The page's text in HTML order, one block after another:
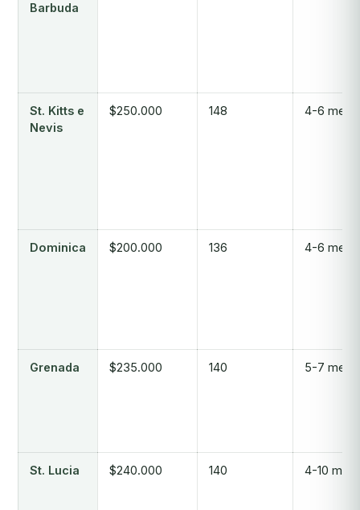
Barbuda
St. Kitts e
Nevis
$250.000 148 4-6 mesi
Dominica $200.000 136 4-6 mesi
Grenada $235.000 140 5-7 mesi
St. Lucia $240.000 140 4-10 mesi